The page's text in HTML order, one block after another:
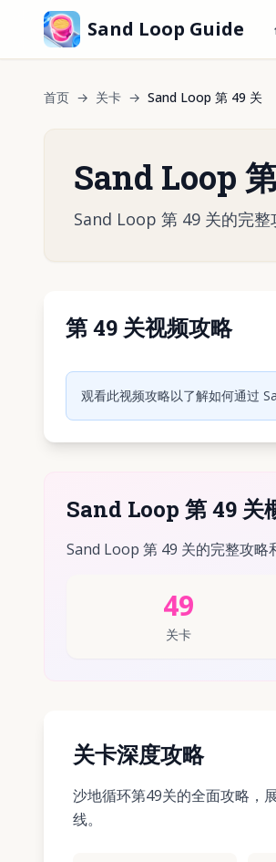
Sand Loop Guide
首页 → 关卡 → Sand Loop 第 49 关
Sand Loop
Sand Loop 第 49 关的完整
第 49 关视频攻略
观看此视频攻略以了解如何通过
Sand Loop 第 49 关
Sand Loop 第 49 关的完整攻略
49
关卡
关卡深度攻略
沙地循环第49关的全面攻略，
线。